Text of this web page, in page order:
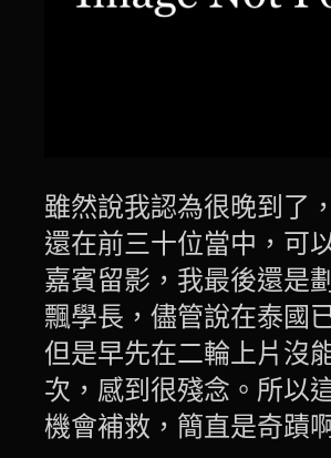
雖然說我認為很晚到了
還在前三十位當中，可
嘉賓留影，我最後還是
飄學長，儘管說在泰國
但是早先在二輪上片沒
次，感到很殘念。所以
機會補救，簡直是奇蹟